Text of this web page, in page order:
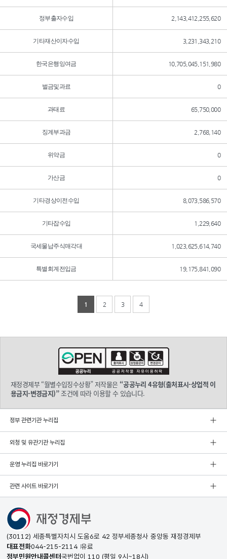
정부출자수입 2,143,412,255,620
기타재산이자수입 3,231,343,210
한국은행잉여금 10,705,045,151,980
벌금및과료 0
과태료 65,750,000
징계부과금 2,768,140
위약금 0
가산금 0
기타경상이전수입 8,073,586,570
기타잡수입 1,229,640
국세물납주식매각대 1,023,625,614,740
특별회계전입금 19,175,841,090
1 2 3 4
재정경제부 “월별수입징수상황” 저작물은 “공공누리 4유형(출처표시-상업적 이
용금지-변경금지)”조건에 따라 이용할 수 있습니다.
정부 관련기관 누리집
외청 및 유관기관 누리집
운영 누리집 바로가기
관련 사이트 바로가기
(30112) 세종특별자치시 도움6로 42 정부세종청사 중앙동 재정경제부
대표전화044-215-2114 유료
정부민원안내콜센터국번없이 110 (평일 9시~18시)